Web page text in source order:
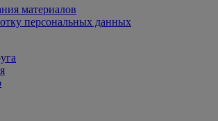
материалов
персональных данных